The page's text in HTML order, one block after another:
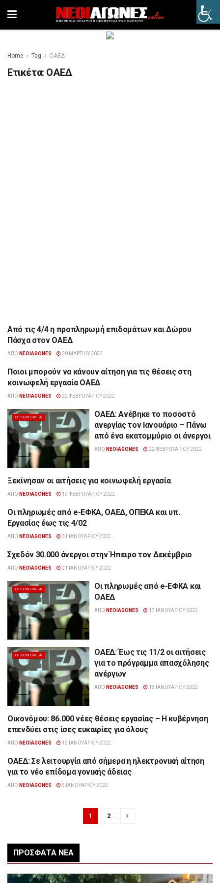
Home Tag ΟΑΕΔ
Ετικέτα: ΟΑΕΔ
ΟΙΚΟΝΟΜΊΑ
Από τις 4/4 η προπληρωμή επιδομάτων και Δώρου
Πάσχα στον ΟΑΕΔ
ΑΠΌ NEOIAGONES 30 ΜΑΡΤΊΟΥ 2022
ΟΙΚΟΝΟΜΊΑ
Ποιοι μπορούν να κάνουν αίτηση για τις θέσεις στη
κοινωφελή εργασία ΟΑΕΔ
ΑΠΌ NEOIAGONES 22 ΦΕΒΡΟΥΑΡΊΟΥ 2022
ΟΙΚΟΝΟΜΊΑ
ΟΑΕΔ: Ανέβηκε το ποσοστό
ανεργίας τον Ιανουάριο – Πάνω
από ένα εκατομμύριο οι άνεργοι
ΑΠΌ NEOIAGONES 22 ΦΕΒΡΟΥΑΡΊΟΥ 2022
ΟΙΚΟΝΟΜΊΑ
Ξεκίνησαν οι αιτήσεις για κοινωφελή εργασία
ΑΠΌ NEOIAGONES 19 ΦΕΒΡΟΥΑΡΊΟΥ 2022
ΟΙΚΟΝΟΜΊΑ
Οι πληρωμές από e-ΕΦΚΑ, ΟΑΕΔ, ΟΠΕΚΑ και υπ.
Εργασίας έως τις 4/02
ΑΠΌ NEOIAGONES 31 ΙΑΝΟΥΑΡΊΟΥ 2022
ΉΠΕΙΡΟΣ
Σχεδόν 30.000 άνεργοι στην Ήπειρο τον Δεκέμβριο
ΑΠΌ NEOIAGONES 21 ΙΑΝΟΥΑΡΊΟΥ 2022
ΟΙΚΟΝΟΜΊΑ
Οι πληρωμές από e-ΕΦΚΑ και
ΟΑΕΔ
ΑΠΌ NEOIAGONES 17 ΙΑΝΟΥΑΡΊΟΥ 2022
ΟΙΚΟΝΟΜΊΑ
ΟΑΕΔ: Έως τις 11/2 οι αιτήσεις
για το πρόγραμμα απασχόλησης
ανέργων
ΑΠΌ NEOIAGONES 13 ΙΑΝΟΥΑΡΊΟΥ 2022
ΕΠΙΚΑΙΡΌΤΗΤΑ
Οικονόμου: 86.000 νέες θέσεις εργασίας – Η κυβέρνηση
επενδύει στις ίσες ευκαιρίες για όλους
ΑΠΌ NEOIAGONES 13 ΙΑΝΟΥΑΡΊΟΥ 2022
ΟΙΚΟΝΟΜΊΑ
ΟΑΕΔ: Σε λειτουργία από σήμερα η ηλεκτρονική αίτηση
για το νέο επίδομα γονικής άδειας
ΑΠΌ NEOIAGONES 5 ΙΑΝΟΥΑΡΊΟΥ 2022
1 2
ΠΡΌΣΦΑΤΑ ΝΈΑ